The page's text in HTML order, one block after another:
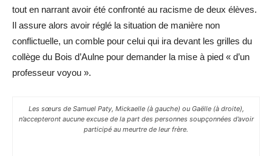
tout en narrant avoir été confronté au racisme de deux élèves.
Il assure alors avoir réglé la situation de manière non
conflictuelle, un comble pour celui qui ira devant les grilles du
collège du Bois d’Aulne pour demander la mise à pied « d’un
professeur voyou ».
Les sœurs de Samuel Paty, Mickaelle (à gauche) ou Gaëlle (à droite),
n’accepteront aucune excuse de la part des personnes soupçonnées d’avoir
participé au meurtre de leur frère.